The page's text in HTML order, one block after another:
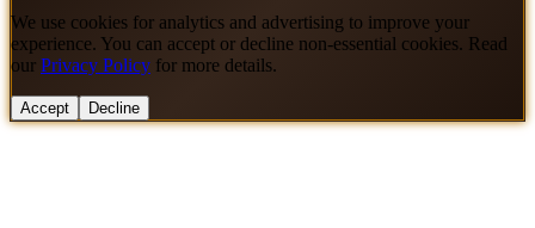
We use cookies for analytics and advertising to improve your
experience. You can accept or decline non-essential cookies. Read
our Privacy Policy for more details.
Accept Decline